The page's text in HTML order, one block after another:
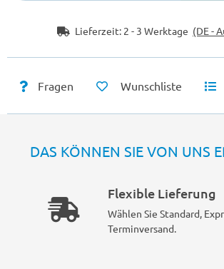
Lieferzeit: 2 - 3 Werktage (DE -
Fragen Wunschliste
DAS KÖNNEN SIE VON UNS
Flexible Lieferung
Wählen Sie Standard,
Terminversand.